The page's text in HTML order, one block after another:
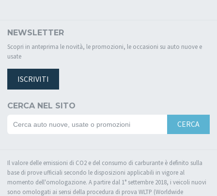
NEWSLETTER
Scopri in anteprima le novità, le promozioni, le occasioni su auto nuove e
usate
ISCRIVITI
CERCA NEL SITO
CERCA
Il valore delle emissioni di CO2 e del consumo di carburante è definito sulla
base di prove ufficiali secondo le disposizioni applicabili in vigore al
momento dell'omologazione. A partire dal 1° settembre 2018, i veicoli nuovi
sono omologati ai sensi della procedura di prova WLTP (Worldwide